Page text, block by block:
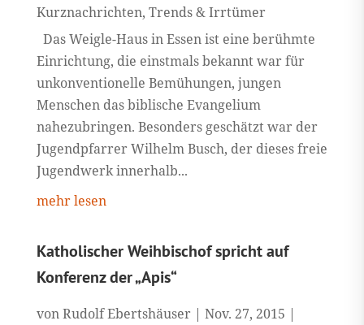
Kurznachrichten, Trends & Irrtümer
Das Weigle-Haus in Essen ist eine berühmte
Einrichtung, die einstmals bekannt war für
unkonventionelle Bemühungen, jungen
Menschen das biblische Evangelium
nahezubringen. Besonders geschätzt war der
Jugendpfarrer Wilhelm Busch, der dieses freie
Jugendwerk innerhalb...
mehr lesen
Katholischer Weihbischof spricht auf
Konferenz der „Apis“
vonRudolf Ebertshäuser | Nov. 27, 2015 |